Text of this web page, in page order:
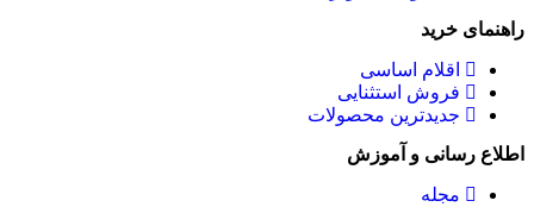
راهنمای خرید
اقلام اساسی
فروش استثنایی
جدیدترین محصولات
اطلاع رسانی و آموزش
مجله